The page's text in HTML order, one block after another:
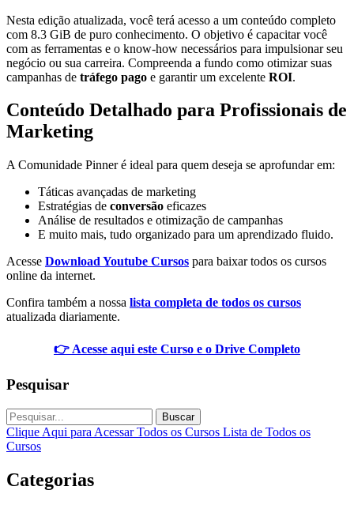
Nesta edição atualizada, você terá acesso a um conteúdo completo
com 8.3 GiB de puro conhecimento. O objetivo é capacitar você
com as ferramentas e o know-how necessários para impulsionar seu
negócio ou sua carreira. Compreenda a fundo como otimizar suas
campanhas de tráfego pago e garantir um excelente ROI.
Conteúdo Detalhado para Profissionais de
Marketing
A Comunidade Pinner é ideal para quem deseja se aprofundar em:
Táticas avançadas de marketing
Estratégias de conversão eficazes
Análise de resultados e otimização de campanhas
E muito mais, tudo organizado para um aprendizado fluido.
Acesse Download Youtube Cursos para baixar todos os cursos
online da internet.
Confira também a nossa lista completa de todos os cursos
atualizada diariamente.
👉 Acesse aqui este Curso e o Drive Completo
Pesquisar
Buscar
Clique Aqui para Acessar Todos os Cursos Lista de Todos os
Cursos
Categorias